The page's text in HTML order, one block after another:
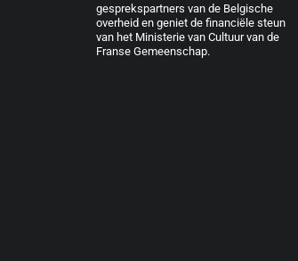
gesprekspartners van de Belgische
overheid en geniet de financiële steun
van het Ministerie van Cultuur van de
Franse Gemeenschap.